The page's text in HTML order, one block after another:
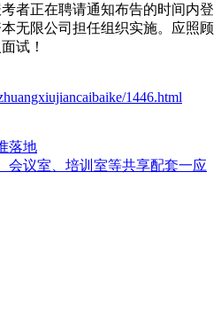
者正在聘请通知布告的时间内登
无限公司担任组织实施。应照顾
试！
1446.html
落地
会议室、培训室等共享配套一应